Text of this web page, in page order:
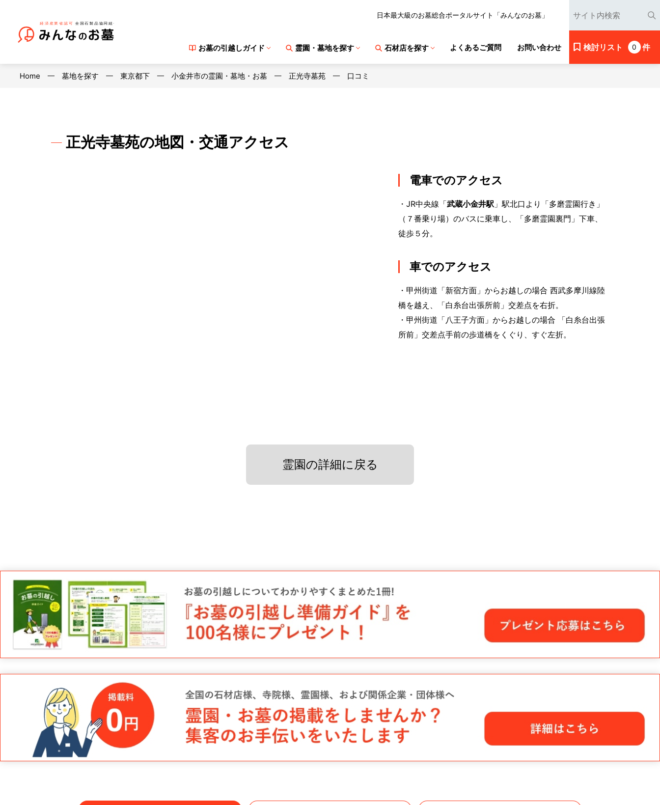
日本最大級のお墓総合ポータルサイト「みんなのお墓」
お墓の引越しガイド 霊園・墓地を探す 石材店を探す よくあるご質問 お問い合わせ 検討リスト 0 件
Home 墓地を探す 東京都下 小金井市の霊園・墓地・お墓 正光寺墓苑 口コミ
正光寺墓苑の地図・交通アクセス
電車でのアクセス
・JR中央線「武蔵小金井駅」駅北口より「多磨霊園行き」
（７番乗り場）のバスに乗車し、「多磨霊園裏門」下車、
徒歩５分。
車でのアクセス
・甲州街道「新宿方面」からお越しの場合 西武多摩川線陸
橋を越え、「白糸台出張所前」交差点を右折。
・甲州街道「八王子方面」からお越しの場合 「白糸台出張
所前」交差点手前の歩道橋をくぐり、すぐ左折。
霊園の詳細に戻る